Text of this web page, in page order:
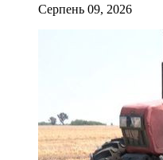
Серпень 09, 2026